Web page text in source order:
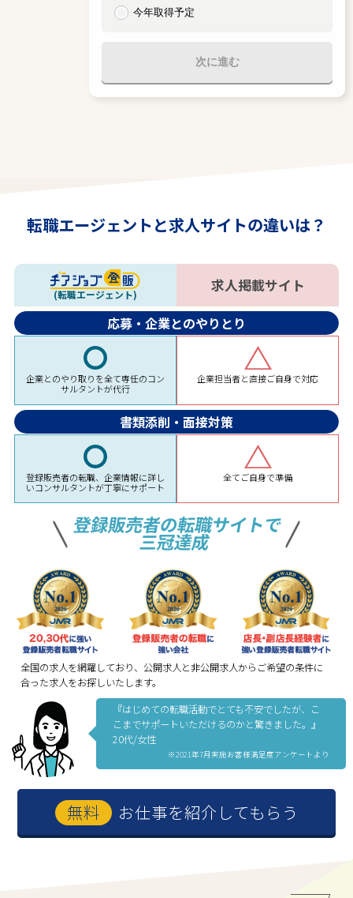
今年取得予定
次に進む
転職エージェントと求人サイトの違いは？
(転職エージェント)
求人掲載サイト
応募・企業とのやりとり
企業とのやり取りを全て専任のコン
サルタントが代行
企業担当者と直接ご自身で対応
書類添削・面接対策
登録販売者の転職、企業情報に詳し
いコンサルタントが丁寧にサポート
全てご自身で準備
登録販売者の転職サイトで
三冠達成
全国の求人を網羅しており、公開求人と非公開求人からご希望の条件に
合った求人をお探しいたします。
『はじめての転職活動でとても不安でしたが、こ
こまでサポートいただけるのかと驚きました。』
20代/女性
※2021年7月実施お客様満足度アンケートより
お仕事を紹介してもらう